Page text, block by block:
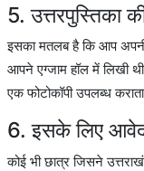
5. उत्तरपुस्तिका
इसका मतलब है कि आप अपनी
आपने एग्जाम हॉल में लिखी
एक फोटोकॉपी उपलब्ध
6. इसके लिए
कोई भी छात्र जिसने